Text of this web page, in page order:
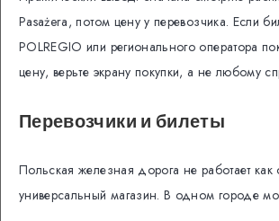
Pasażera, потом цену у перевозчика. Если
POLREGIO или регионального оператора
цену, верьте экрану покупки, а не любому
Перевозчики и билеты
Польская железная дорога не работает как
универсальный магазин. В одном городе